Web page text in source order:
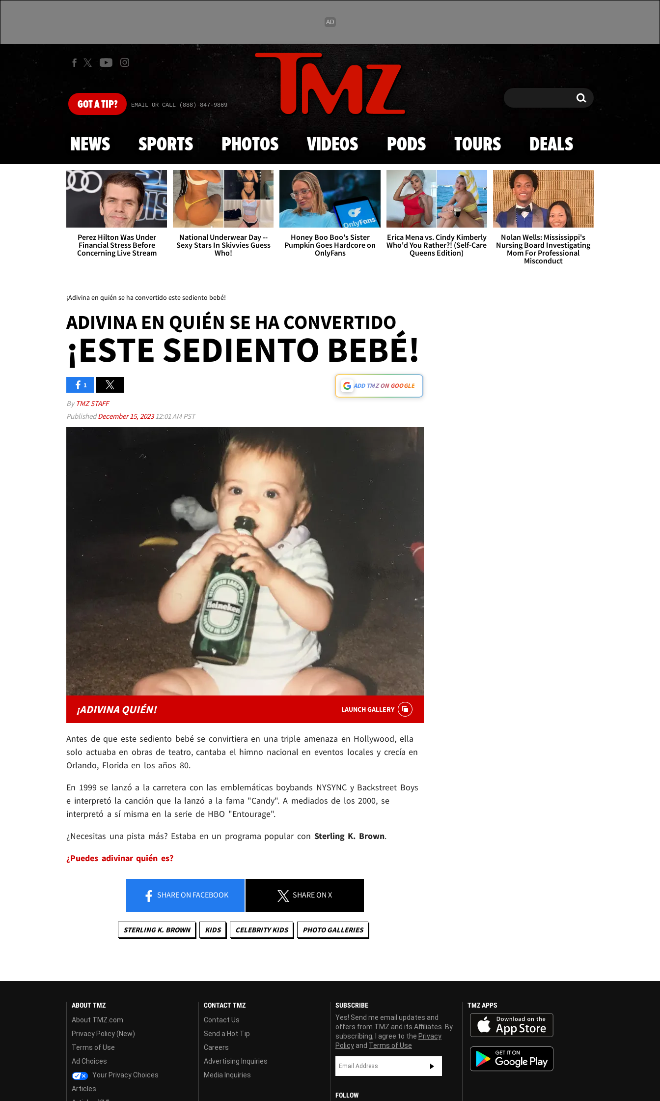
Skip to main content
GOTA TIP? EMAIL OR CALL (888) 847-9869 Search Search
NEWS SPORTS PHOTOS VIDEOS PODS TOURS DEALS
Perez Hilton Was Under
Financial Stress Before
Concerning Live Stream
National Underwear Day --
Sexy Stars In Skivvies Guess
Who!
Honey Boo Boo's Sister
Pumpkin Goes Hardcore on
OnlyFans
Erica Mena vs. Cindy Kimberly
Who'd You Rather?! (Self-Care
Queens Edition)
Nolan Wells: Mississippi's
Nursing Board Investigating
Mom For Professional
Misconduct
¡Adivina en quién se ha convertido este sediento bebé!
ADIVINA EN QUIÉN SE HA CONVERTIDO
¡ESTE SEDIENTO BEBÉ!
1 ADD TMZ ON GOOGLE
By TMZ STAFF
PublishedDecember 15, 202312:01 AM PST
¡ADIVINA QUIÉN! LAUNCH GALLERY
Antes de que este sediento bebé se convirtiera en una triple amenaza en Hollywood, ella
solo actuaba en obras de teatro, cantaba el himno nacional en eventos locales y crecía en
Orlando, Florida en los años 80.
En 1999 se lanzó a la carretera con las emblemáticas boybands NYSYNC y Backstreet Boys
e interpretó la canción que la lanzó a la fama "Candy". A mediados de los 2000, se
interpretó a sí misma en la serie de HBO "Entourage".
¿Necesitas una pista más? Estaba en un programa popular con Sterling K. Brown.
¿Puedes adivinar quién es?
SHAREON FACEBOOK SHAREON X
STERLING K. BROWN KIDS CELEBRITY KIDS PHOTO GALLERIES
ABOUT TMZ
About TMZ.com
Privacy Policy (New)
Terms of Use
Ad Choices
Your Privacy Choices
Articles
CONTACT TMZ
Contact Us
Send a Hot Tip
Careers
Advertising Inquiries
Media Inquiries
SUBSCRIBE
Yes! Send me email updates and
offers from TMZ and its Affiliates. By
subscribing, I agree to the Privacy
Policy and Terms of Use
FOLLOW
TMZ APPS